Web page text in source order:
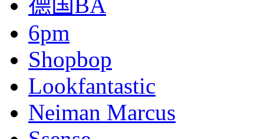
德国BA
6pm
Shopbop
Lookfantastic
Neiman Marcus